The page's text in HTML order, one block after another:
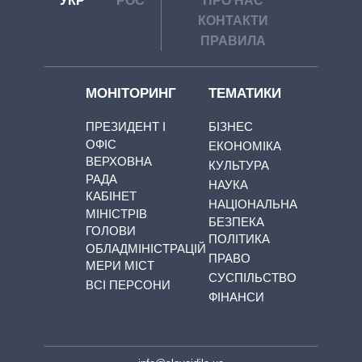
КОНТАКТИ
ПРАВИЛА
МОНІТОРИНГ
ПРЕЗИДЕНТ І
ОФІС
ВЕРХОВНА
РАДА
КАБІНЕТ
МІНІСТРІВ
ГОЛОВИ
ОБЛАДМІНІСТРАЦІЙ
МЕРИ МІСТ
ВСІ ПЕРСОНИ
ТЕМАТИКИ
БІЗНЕС
ЕКОНОМІКА
КУЛЬТУРА
НАУКА
НАЦІОНАЛЬНА
БЕЗПЕКА
ПОЛІТИКА
ПРАВО
СУСПІЛЬСТВО
ФІНАНСИ